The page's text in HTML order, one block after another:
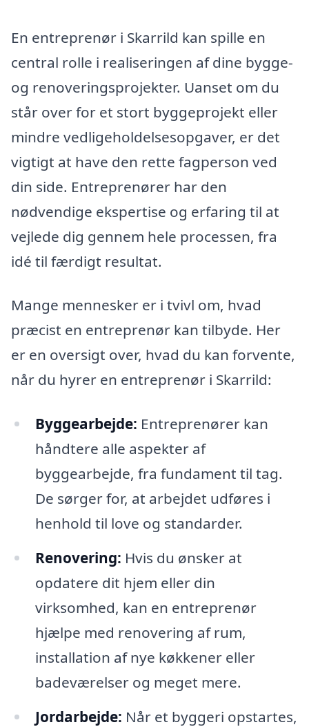
En entreprenør i Skarrild kan spille en
central rolle i realiseringen af dine bygge-
og renoveringsprojekter. Uanset om du
står over for et stort byggeprojekt eller
mindre vedligeholdelsesopgaver, er det
vigtigt at have den rette fagperson ved
din side. Entreprenører har den
nødvendige ekspertise og erfaring til at
vejlede dig gennem hele processen, fra
idé til færdigt resultat.
Mange mennesker er i tvivl om, hvad
præcist en entreprenør kan tilbyde. Her
er en oversigt over, hvad du kan forvente,
når du hyrer en entreprenør i Skarrild:
Byggearbejde: Entreprenører kan
håndtere alle aspekter af
byggearbejde, fra fundament til tag.
De sørger for, at arbejdet udføres i
henhold til love og standarder.
Renovering: Hvis du ønsker at
opdatere dit hjem eller din
virksomhed, kan en entreprenør
hjælpe med renovering af rum,
installation af nye køkkener eller
badeværelser og meget mere.
Jordarbejde: Når et byggeri opstartes,